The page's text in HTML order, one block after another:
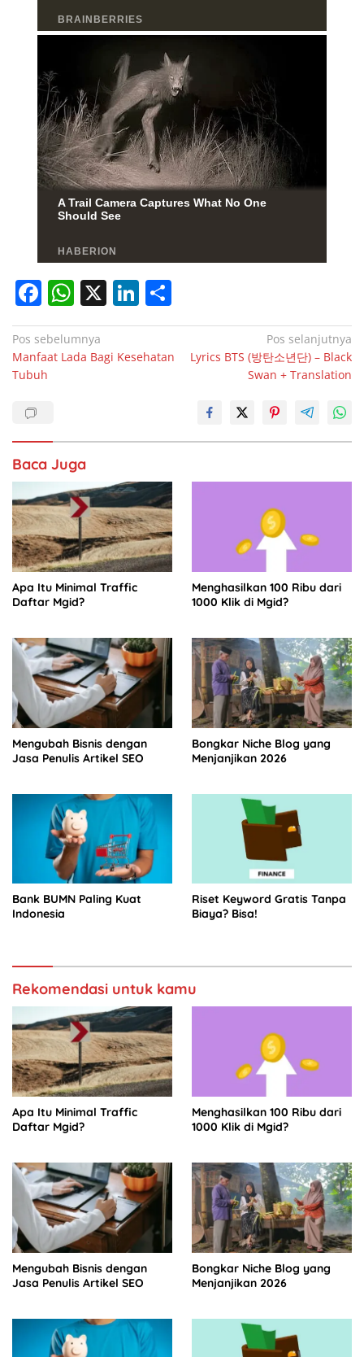
F
a
c
e
o
k
W
h
at
s
p
X Li
n
k
e
h
ar
e
Navigasi
pos
Pos sebelumnya
Manfaat Lada Bagi Kesehatan
Tubuh
Pos selanjutnya
Lyrics BTS (방탄소년단) – Black
Swan + Translation
Baca Juga
Apa Itu Minimal Traffic
Daftar Mgid?
Menghasilkan 100 Ribu dari
1000 Klik di Mgid?
Mengubah Bisnis dengan
Jasa Penulis Artikel SEO
Bongkar Niche Blog yang
Menjanjikan 2026
Bank BUMN Paling Kuat
Indonesia
Riset Keyword Gratis Tanpa
Biaya? Bisa!
Rekomendasi untuk kamu
Apa Itu Minimal Traffic
Daftar Mgid?
Menghasilkan 100 Ribu dari
1000 Klik di Mgid?
Mengubah Bisnis dengan
Jasa Penulis Artikel SEO
Bongkar Niche Blog yang
Menjanjikan 2026